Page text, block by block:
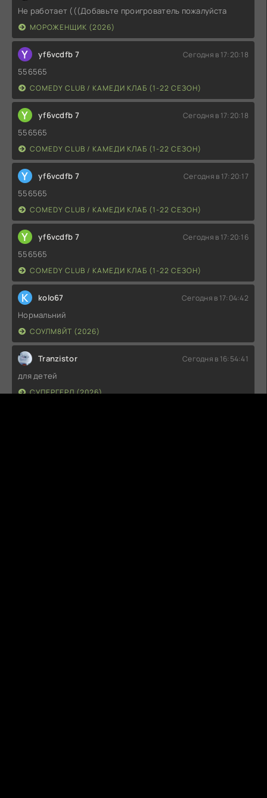
Не работает (((Добавьте проигрователь пожалуйста
МОРОЖЕНЩИК (2026)
Y yf6vcdfb 7 Сегодня в 17:20:18
556565
COMEDY CLUB / КАМЕДИ КЛАБ (1-22 СЕЗОН)
Y yf6vcdfb 7 Сегодня в 17:20:18
556565
COMEDY CLUB / КАМЕДИ КЛАБ (1-22 СЕЗОН)
Y yf6vcdfb 7 Сегодня в 17:20:17
556565
COMEDY CLUB / КАМЕДИ КЛАБ (1-22 СЕЗОН)
Y yf6vcdfb 7 Сегодня в 17:20:16
556565
COMEDY CLUB / КАМЕДИ КЛАБ (1-22 СЕЗОН)
K kolo67 Сегодня в 17:04:42
Нормальний
СОУЛМ8ЙТ (2026)
Tranzistor Сегодня в 16:54:41
для детей
СУПЕРГЕРЛ (2026)